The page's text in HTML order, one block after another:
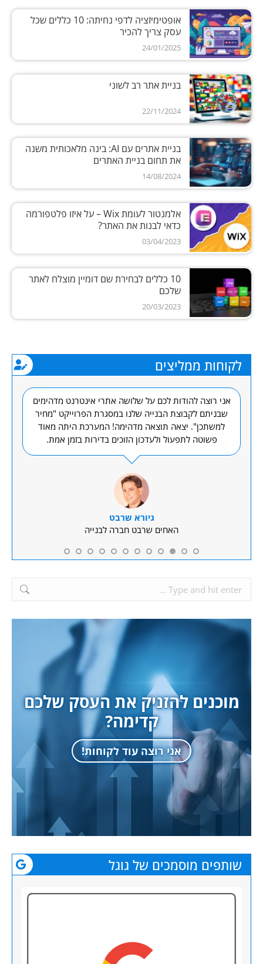
אופטימיזציה לדפי נחיתה: 10 כללים שכל
עסק צריך להכיר
24/01/2025
בניית אתר רב לשוני
22/11/2024
בניית אתרים עם AI: בינה מלאכותית משנה
את תחום בניית האתרים
14/08/2024
אלמנטור לעומת Wix – על איזו פלטפורמה
כדאי לבנות את האתר?
03/04/2023
10 כללים לבחירת שם דומיין מוצלח לאתר
שלכם
20/03/2023
לקוחות ממליצים
אני רוצה להודות לכם על שלושה אתרי אינטרנט מדהימים
שבניתם לקבוצת הבנייה שלנו במסגרת הפרוייקט "מחיר
למשתכן". יצאה תוצאה מדהימה! המערכת היתה מאוד
פשוטה לתפעול ולעדכון הזוכים בדירות בזמן אמת.
גיורא שרבט
האחים שרבט חברה לבנייה
מוכנים להזניק את העסק שלכם
קדימה?
אני רוצה עוד לקוחות!
שותפים מוסמכים של גוגל